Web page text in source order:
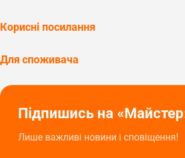
Корисні посилання
Для споживача
Підпишись на
Лише важливі новини і сповіщення!